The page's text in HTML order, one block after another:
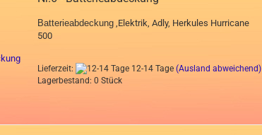
Batterieabdeckung,Elektrik, Adly, Herkules Hurricane
500
Lieferzeit: 12-14 Tage (Ausland abweichend)
Lagerbestand: 0 Stück